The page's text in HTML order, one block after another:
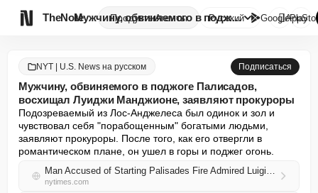
TheNote ПродуктыАгенты Мужчину, обвиняемого в поджоге...
Русский GooglePlay

NYT | U.S. News на русском Подписаться
Мужчину, обвиняемого в поджоге Палисадов,
восхищал Луиджи Манджионе, заявляют прокуроры
Подозреваемый из Лос-Анджелеса был одинок и зол и
чувствовал себя "порабощенным" богатыми людьми,
заявляют прокуроры. После того, как его отвергли в
романтическом плане, он ушел в горы и поджег огонь.
Man Accused of Starting Palisades Fire Admired Luigi Mangione, Prosecutors Say
nytimes.com